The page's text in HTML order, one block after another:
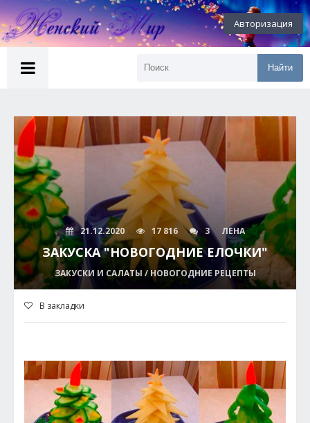
Авторизация
Найти
21.12.2020 17 816 3 ЛЕНА
ЗАКУСКА "НОВОГОДНИЕ ЕЛОЧКИ"
ЗАКУСКИ И САЛАТЫ / НОВОГОДНИЕ РЕЦЕПТЫ
В закладки